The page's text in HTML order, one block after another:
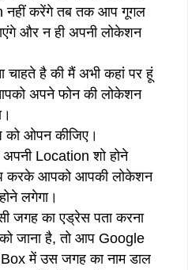
नहीं करेंगे तब तक आप गूगल
और न ही अपनी लोकेशन
है की मैं अभी कहां पर हूं
अपने फोन की लोकेशन
को ओपन कीजिए।
Location शो होने
करके आपको आपकी लोकेशन
लगेगा।
जगह का एड्रेस पता करना
जाना है, तो आप Google
में उस जगह का नाम डाल